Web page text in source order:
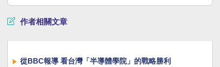
作者相關文章
從BBC報導 看台灣「半導體學院」的戰略勝利